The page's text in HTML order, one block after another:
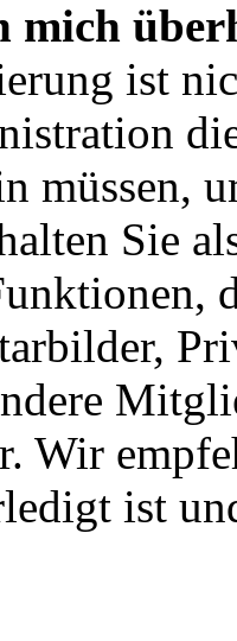
mich
ist
müssen,
Sie
Wir
ist